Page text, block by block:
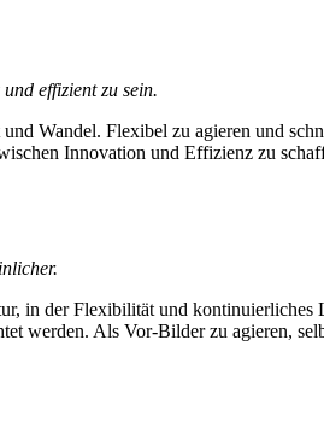
effizient zu sein.
Wandel. Flexibel zu agieren und
Innovation und Effizienz zu
in der Flexibilität und
werden. Als Vor-Bilder zu agieren,